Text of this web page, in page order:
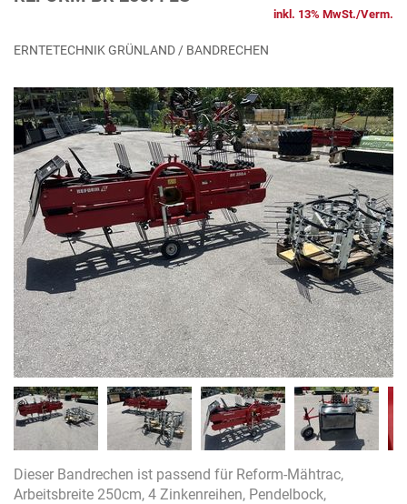
inkl. 13% MwSt./Verm.
ERNTETECHNIK GRÜNLAND / BANDRECHEN
Dieser Bandrechen ist passend für Reform-Mähtrac,
Arbeitsbreite 250cm, 4 Zinkenreihen, Pendelbock,